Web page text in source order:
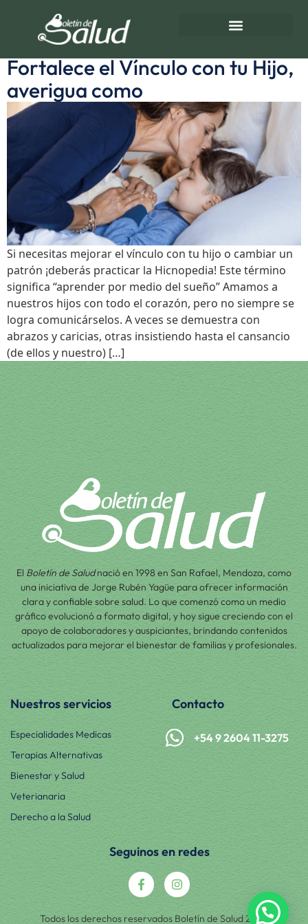
Hicnopedia
Fortalece el Vínculo con tu Hijo,
averigua como
Si necesitas mejorar el vínculo con tu hijo o cambiar un
patrón ¡deberás practicar la Hicnopedia! Este término
significa “aprender por medio del sueño” Amamos a
nuestros hijos con todo el corazón, pero no siempre se
logra comunicárselos. A veces se demuestra con
abrazos y caricias, otras insistiendo hasta el cansancio
(de ellos y nuestro) […]
El Boletín de Saludnació en 1998 en San Rafael, Mendoza, como
una iniciativa de Jorge Rubén Yagüe para ofrecer información
clara y confiable sobre salud. Lo que comenzó como un medio
gráfico evolucionó a formato digital, y hoy sigue creciendo con el
apoyo de colaboradores y auspiciantes, brindando contenidos
actualizados para mejorar el bienestar de familias y profesionales.
Nuestros servicios
Especialidades Medicas
Terapias Alternativas
Bienestar y Salud
Veterianaria
Derecho a la Salud
Contacto
+54 9 2604 11-3275
Seguinos en redes
Todos los derechos reservados Boletín de Salud 2025